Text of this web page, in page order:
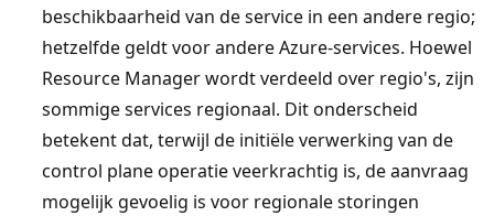
beschikbaarheid van de service in een andere regio;
hetzelfde geldt voor andere Azure-services. Hoewel
Resource Manager wordt verdeeld over regio's, zijn
sommige services regionaal. Dit onderscheid
betekent dat, terwijl de initiële verwerking van de
control plane operatie veerkrachtig is, de aanvraag
mogelijk gevoelig is voor regionale storingen